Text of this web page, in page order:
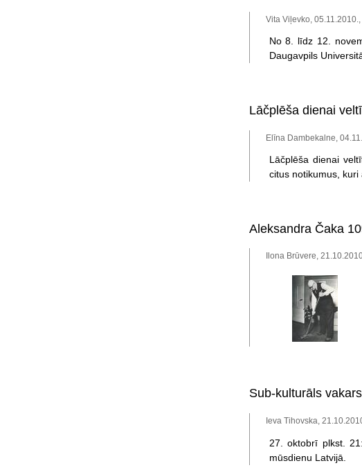
Vita Viļevko, 05.11.2010.,
No 8. līdz 12.
Daugavpils
Lāčplēša dienai
Elīna Dambekalne,
Lāčplēša dienai
citus notikumus,
Aleksandra Čaka
Ilona Brūvere,
Sub-kulturāls
Ieva Tihovska,
27. oktobrī plkst.
mūsdienu Latvijā.